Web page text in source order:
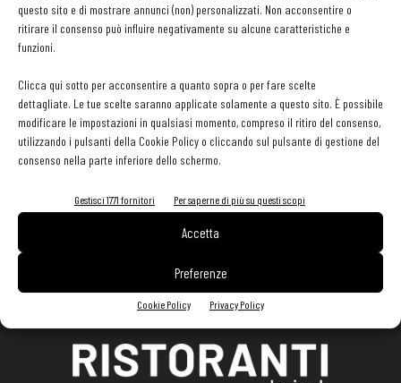
questo sito e di mostrare annunci (non) personalizzati. Non acconsentire o
ritirare il consenso può influire negativamente su alcune caratteristiche e
funzioni.
Clicca qui sotto per acconsentire a quanto sopra o per fare scelte
dettagliate. Le tue scelte saranno applicate solamente a questo sito. È possibile
modificare le impostazioni in qualsiasi momento, compreso il ritiro del consenso,
utilizzando i pulsanti della Cookie Policy o cliccando sul pulsante di gestione del
consenso nella parte inferiore dello schermo.
Gestisci 1771 fornitori Per saperne di più su questi scopi
Accetta
Preferenze
Cookie Policy Privacy Policy
EDICOLA WEB